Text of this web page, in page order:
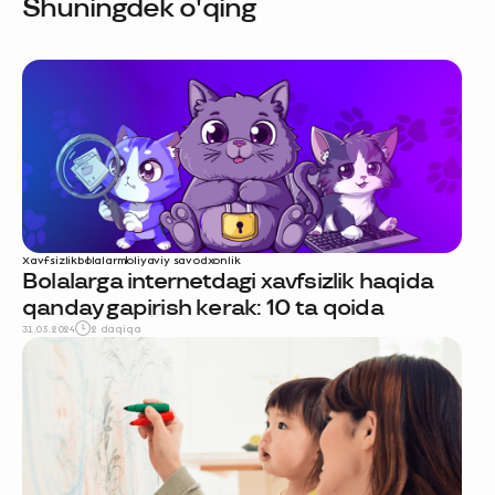
Shuningdek o'qing
Xavfsizlikbolalarmoliyaviy savodxonlik
Bolalarga internetdagi xavfsizlik haqida
qanday gapirish kerak: 10 ta qoida
31.05.2024 2 daqiqa